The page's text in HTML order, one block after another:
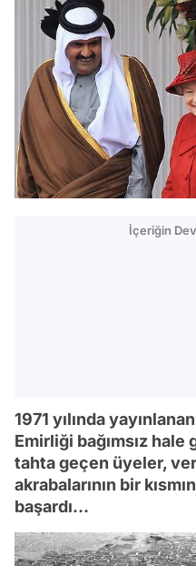
İçeriğin
1971 yılında
Emirliği bağımsız hale
tahta geçen üyeler,
akrabalarının bir
başardı…